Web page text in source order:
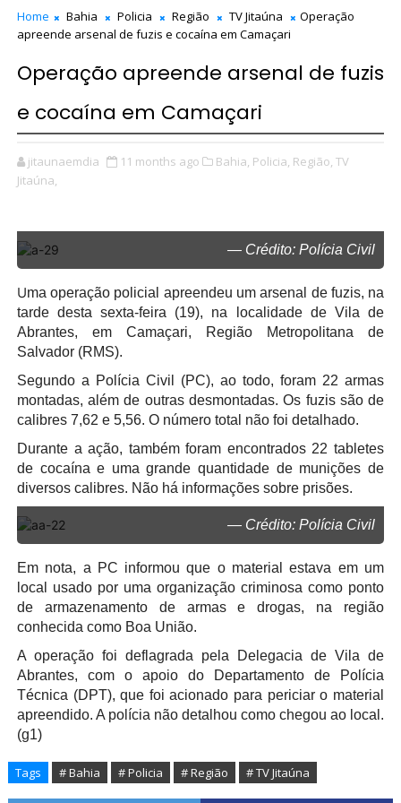
Home Bahia Policia Região TV Jitaúna
Operação
apreende arsenal de fuzis e cocaína em Camaçari
Operação apreende arsenal de fuzis
e cocaína em Camaçari
jitaunaemdia 11 months ago Bahia, Policia, Região, TV
Jitaúna,
— Crédito: Polícia Civil
Uma operação policial apreendeu um arsenal de fuzis, na
tarde desta sexta-feira (19), na localidade de Vila de
Abrantes, em Camaçari, Região Metropolitana de
Salvador (RMS).
Segundo a Polícia Civil (PC), ao todo, foram 22 armas
montadas, além de outras desmontadas. Os fuzis são de
calibres 7,62 e 5,56. O número total não foi detalhado.
Durante a ação, também foram encontrados 22 tabletes
de cocaína e uma grande quantidade de munições de
diversos calibres. Não há informações sobre prisões.
— Crédito: Polícia Civil
Em nota, a PC informou que o material estava em um
local usado por uma organização criminosa como ponto
de armazenamento de armas e drogas, na região
conhecida como Boa União.
A operação foi deflagrada pela Delegacia de Vila de
Abrantes, com o apoio do Departamento de Polícia
Técnica (DPT), que foi acionado para periciar o material
apreendido. A polícia não detalhou como chegou ao local.
(g1)
Tags # Bahia # Policia # Região # TV Jitaúna